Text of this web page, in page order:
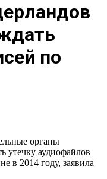
по
органы
утечку аудиофайлов
в 2014 году, заявила